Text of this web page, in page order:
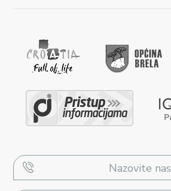
Nazovite nas